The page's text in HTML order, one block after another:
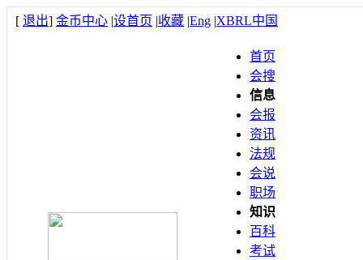
[ 退出] 金币中心 |设首页 |收藏 |Eng |XBRL中国
首页
会搜
信息
会报
资讯
法规
会说
职场
知识
百科
考试